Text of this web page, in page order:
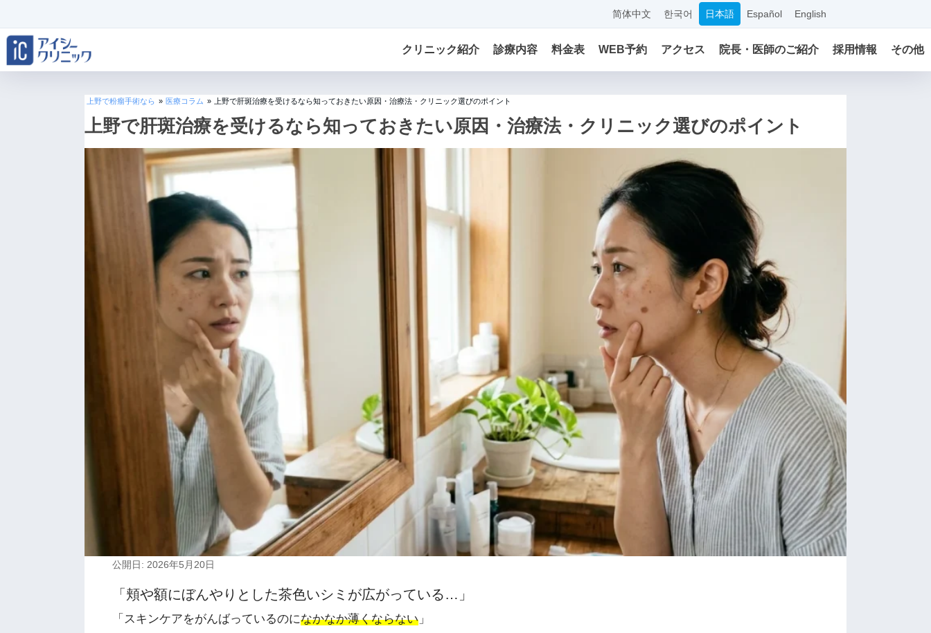
简体中文 한국어 日本語 Español English
クリニック紹介 診療内容 料金表 WEB予約 アクセス 院長・医師のご紹介 採用情報 その他
上野で粉瘤手術なら » 医療コラム » 上野で肝斑治療を受けるなら知っておきたい原因・治療法・クリニック選びのポイント
上野で肝斑治療を受けるなら知っておきたい原因・治療法・クリニック選びのポイント
公開日: 2026年5月20日
「頬や額にぼんやりとした茶色いシミが広がっている…」
「スキンケアをがんばっているのになかなか薄くならない 」